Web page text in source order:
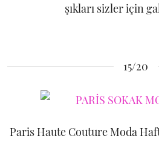
şıkları sizler için
15/20
Paris Haute Couture Moda